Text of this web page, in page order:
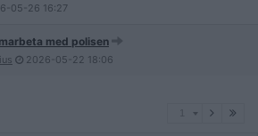
05-26 16:27
med polisen
2026-05-22 18:06